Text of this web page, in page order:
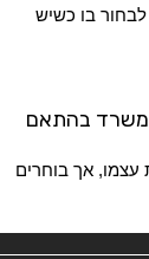
בו כשיש
בהתאם
אך בוחרים